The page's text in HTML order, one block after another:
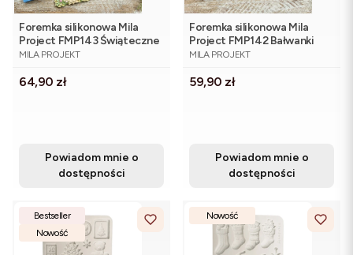
Foremka silikonowa Mila
Project FMP143 Świąteczne
bordery 20 cm
PRODUCENT
MILA PROJEKT
Cena
64,90 zł
Powiadom mnie o
dostępności
Foremka silikonowa Mila
Project FMP142 Bałwanki
PRODUCENT
MILA PROJEKT
Cena
59,90 zł
Powiadom mnie o
dostępności
Bestseller
Nowość
Nowość